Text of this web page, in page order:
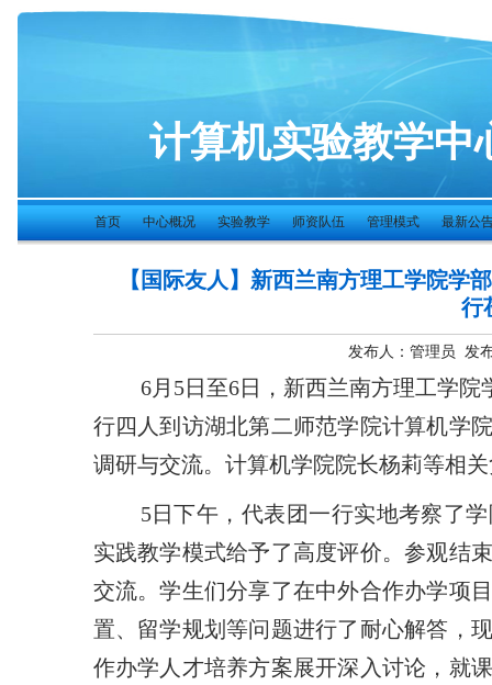
计算机实验教学中
首页 中心概况 实验教学 师资队伍 管理模式 最新公
【国际友人】新西兰南方理工学院学
行
发布人：管理员 发
6月5日至6日，新西兰南方理工学
行四人到访湖北第二师范学院计算机学
调研与交流。计算机学院院长杨莉等相
5日下午，代表团一行实地考察了
实践教学模式给予了高度评价。参观结
交流。学生们分享了在中外合作办学项
置、留学规划等问题进行了耐心解答，
作办学人才培养方案展开深入讨论，就